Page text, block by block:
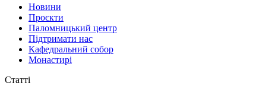
Новини
Проєкти
Паломницький центр
Підтримати нас
Кафедральний собор
Монастирі
Статті